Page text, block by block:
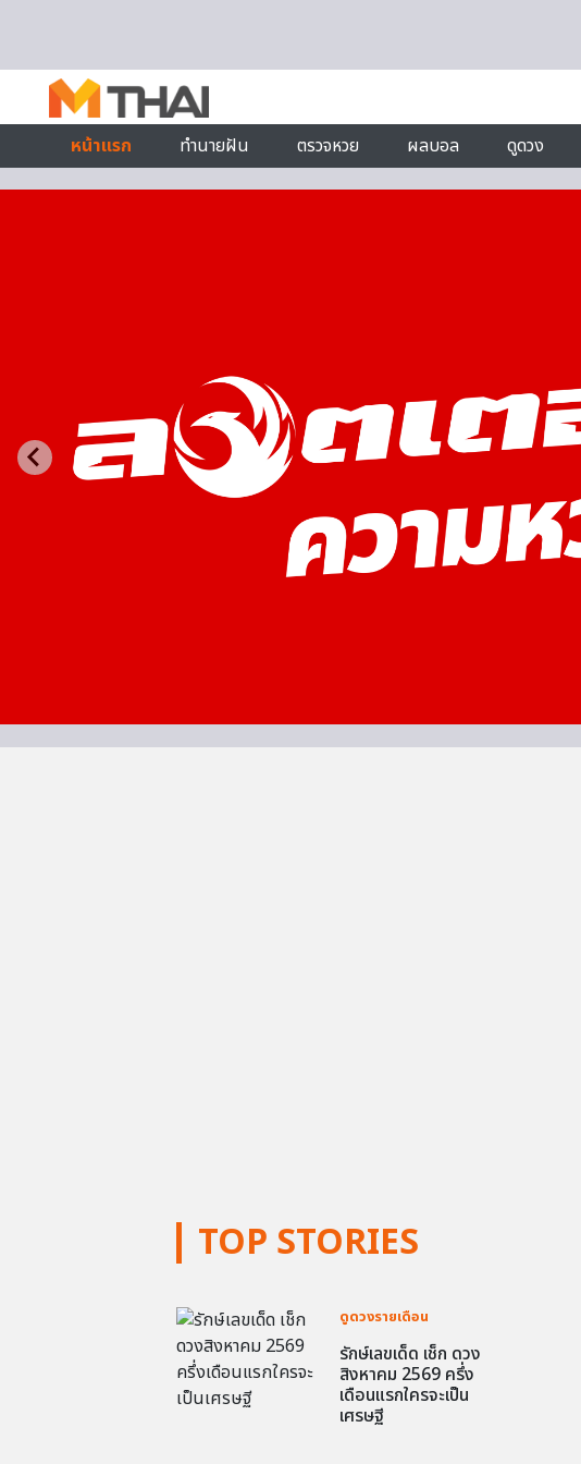
หน้าแรก
ทำนายฝัน ตรวจหวย ผลบอล ดูดวง
TOP STORIES
ดูดวงรายเดือน
รักษ์เลขเด็ด เช็ก ดวง
สิงหาคม 2569 ครึ่ง
เดือนแรกใครจะเป็น
เศรษฐี